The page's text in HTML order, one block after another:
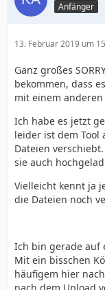
Anfänger
13. Februar 2019 um
Ganz großes
bekommen, dass
mit einem
Ich habe es jetzt
leider ist dem
Dateien
sie auch
Vielleicht kennt ja
die Dateien noch
Ich bin gerade auf
Mit ein bisschen
häufigem hier
nach dem Upload